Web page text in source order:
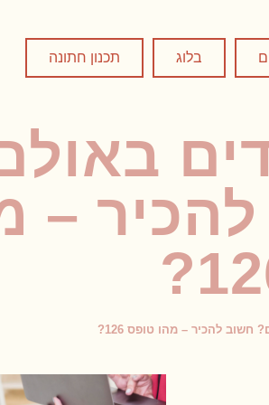
בלוג תכנון חתונה
–
להכיר – מהו טופס 126?